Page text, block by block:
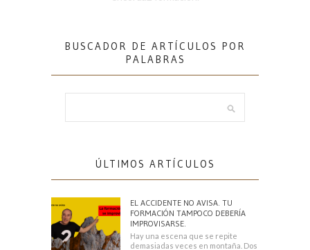
BUSCADOR DE ARTÍCULOS POR
PALABRAS
ÚLTIMOS ARTÍCULOS
EL ACCIDENTE NO AVISA. TU
FORMACIÓN TAMPOCO DEBERÍA
IMPROVISARSE.
Hay una escena que se repite
demasiadas veces en montaña. Dos